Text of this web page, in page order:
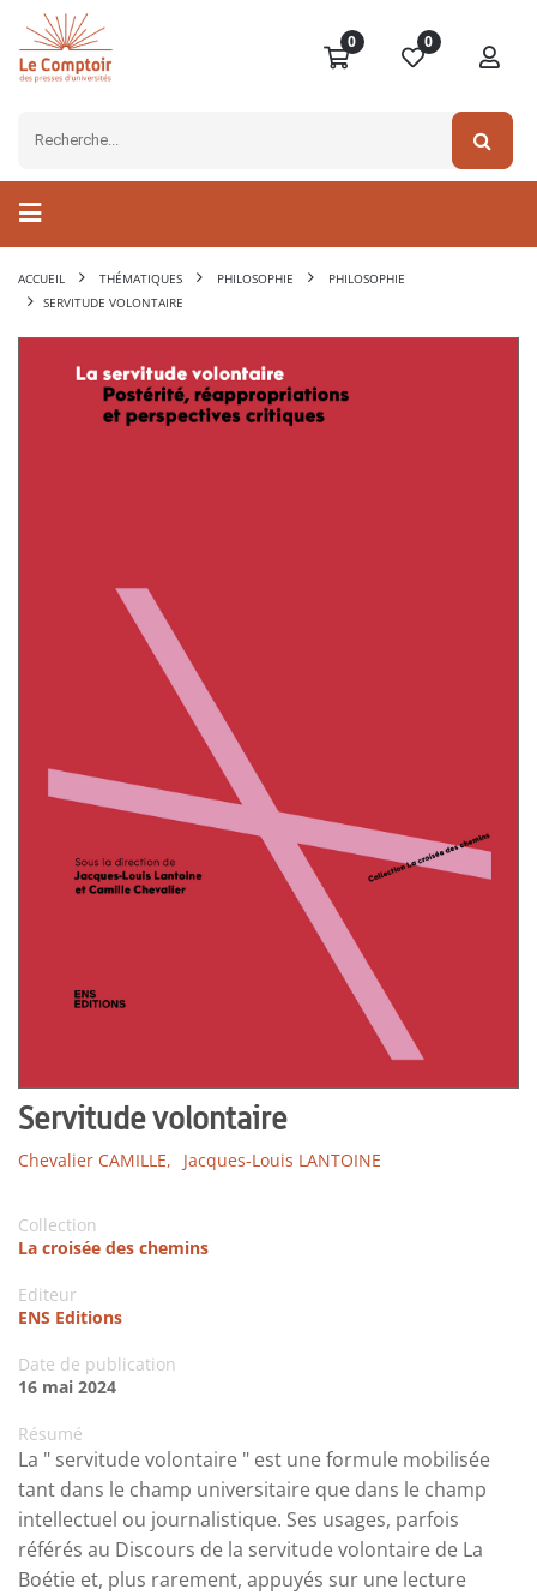
0 0
ACCUEIL THÉMATIQUES PHILOSOPHIE
PHILOSOPHIE
SERVITUDE VOLONTAIRE
Servitude volontaire
Chevalier CAMILLE, Jacques-Louis LANTOINE
Collection
La croisée des chemins
Editeur
ENS Editions
Date de publication
16 mai 2024
Résumé
La " servitude volontaire " est une formule mobilisée
tant dans le champ universitaire que dans le champ
intellectuel ou journalistique. Ses usages, parfois
référés au Discours de la servitude volontaire de La
Boétie et, plus rarement, appuyés sur une lecture